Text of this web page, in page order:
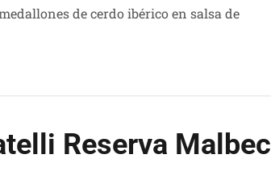
de cerdo ibérico en salsa de
Reserva Malbec